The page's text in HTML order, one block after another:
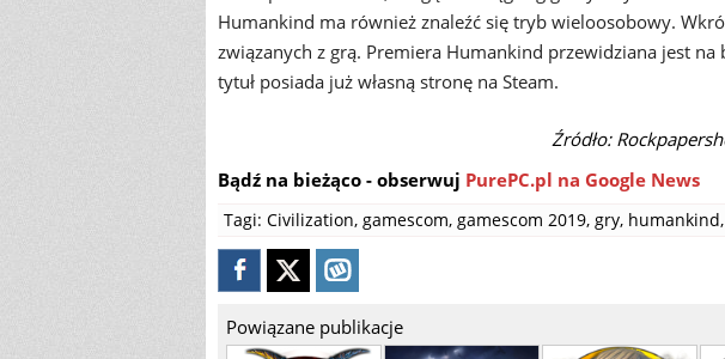
Humankind ma również znaleźć się tryb wieloosobowy.
związanych z grą. Premiera Humankind przewidziana jest
tytuł posiada już własną stronę na Steam.
Źródło:
Bądź na bieżąco - obserwuj PurePC.pl na Google News
Tagi: Civilization, gamescom, gamescom 2019, gry, humankind,
Powiązane publikacje